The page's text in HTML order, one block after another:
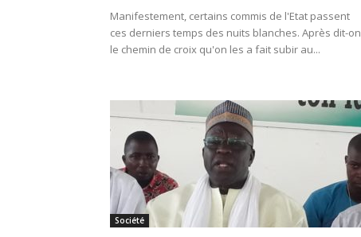
Manifestement, certains commis de l'Etat passent
ces derniers temps des nuits blanches. Après dit-on
le chemin de croix qu'on les a fait subir au...
Société